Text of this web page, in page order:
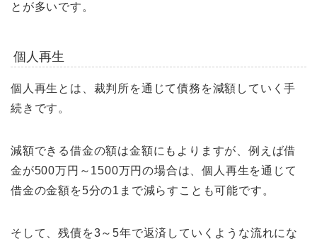
とが多いです。
個人再生
個人再生とは、裁判所を通じて債務を減額していく手
続きです。
減額できる借金の額は金額にもよりますが、例えば借
金が500万円～1500万円の場合は、個人再生を通じて
借金の金額を5分の1まで減らすことも可能です。
そして、残債を3～5年で返済していくような流れにな